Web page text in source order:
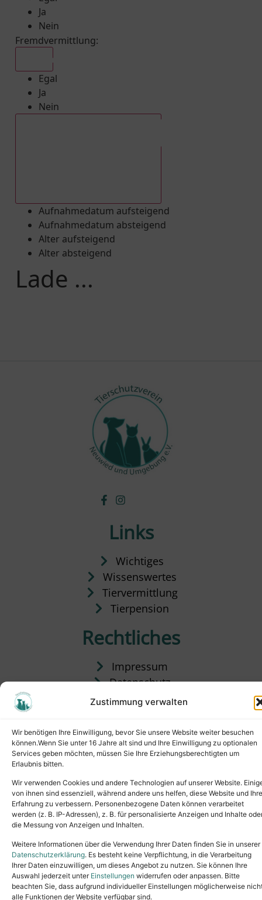
Zustimmung verwalten
Wir benötigen Ihre Einwilligung, bevor Sie unsere Website weiter besuchen
können.Wenn Sie unter 16 Jahre alt sind und Ihre Einwilligung zu optionalen
Services geben möchten, müssen Sie Ihre Erziehungsberechtigten um
Erlaubnis bitten.
Wir verwenden Cookies und andere Technologien auf unserer Website.
von ihnen sind essenziell, während andere uns helfen, diese Website und Ihre
Erfahrung zu verbessern. Personenbezogene Daten können verarbeitet
werden (z. B. IP-Adressen), z. B. für personalisierte Anzeigen und Inhalte
die Messung von Anzeigen und Inhalten.
Weitere Informationen über die Verwendung Ihrer Daten finden Sie in unserer
Datenschutzerklärung. Es besteht keine Verpflichtung, in die Verarbeitung
Ihrer Daten einzuwilligen, um dieses Angebot zu nutzen. Sie können Ihre
Auswahl jederzeit unter Einstellungen widerrufen oder anpassen. Bitte
beachten Sie, dass aufgrund individueller Einstellungen möglicherweise
alle Funktionen der Website verfügbar sind.
Ja
Nein
Fremdvermittlung:
Egal
Ja
Nein
Aufnahmedatum aufsteigend
Aufnahmedatum absteigend
Alter aufsteigend
Alter absteigend
Lade ...
Links
Wichtiges
Wissenswertes
Tiervermittlung
Tierpension
Rechtliches
Impressum
Datenschutz
Satzung
Copyright © 2024. All rights reserved.
Tel.: (02631) 55356buero@tierheim-neuwied.de
Ludwigshof 1, 56567 Neuwied